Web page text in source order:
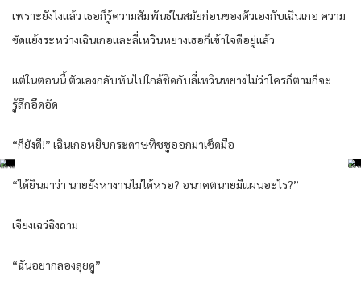
เพราะยังไงแล้ว เธอก็รู้ความสัมพันธ์ในสมัยก่อนของตัวเองกับเฉินเกอ ความ
ขัดแย้งระหว่างเฉินเกอและลี่เหวินหยางเธอก็เข้าใจดีอยู่แล้ว
แต่ในตอนนี้ ตัวเองกลับหันไปใกล้ชิดกับลี่เหวินหยางไม่ว่าใครก็ตามก็จะ
รู้สึกอึดอัด
“ก็ยังดี!” เฉินเกอหยิบกระดาษทิชชูออกมาเช็ดมือ
“ได้ยินมาว่า นายยังหางานไม่ได้หรอ? อนาคตนายมีแผนอะไร?”
เจียงเฉว่ฉิงถาม
“ฉันอยากลองลุยดู”